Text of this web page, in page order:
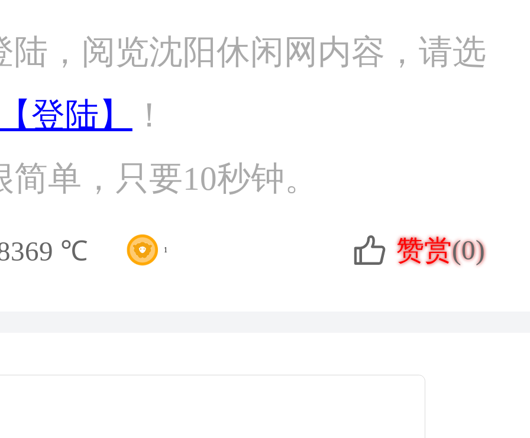
陆，阅览沈阳休闲网内容，请选
登陆】
！
单，只要10秒钟。
℃ 1 赞赏(0)